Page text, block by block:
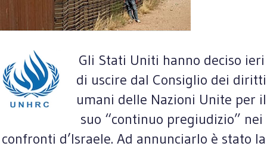
Gli Stati Uniti hanno deciso ieri
di uscire dal Consiglio dei diritti
umani delle Nazioni Unite per il
suo “continuo pregiudizio” nei
confronti d’Israele. Ad annunciarlo è stato la